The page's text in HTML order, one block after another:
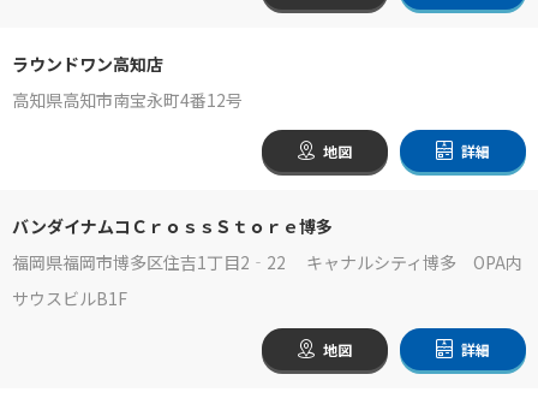
ラウンドワン高知店
高知県高知市南宝永町4番12号
地図 詳細
バンダイナムコＣｒｏｓｓＳｔｏｒｅ博多
福岡県福岡市博多区住吉1丁目2‐22 キャナルシティ博多 OPA内
サウスビルB1F
地図 詳細